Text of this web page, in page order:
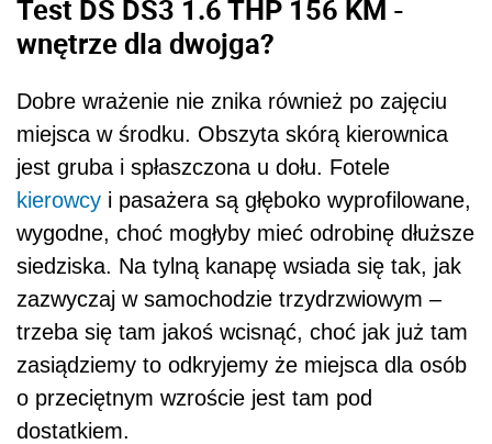
Test DS DS3 1.6 THP 156 KM -
wnętrze dla dwojga?
Dobre wrażenie nie znika również po zajęciu
miejsca w środku. Obszyta skórą kierownica
jest gruba i spłaszczona u dołu. Fotele
kierowcy i pasażera są głęboko wyprofilowane,
wygodne, choć mogłyby mieć odrobinę dłuższe
siedziska. Na tylną kanapę wsiada się tak, jak
zazwyczaj w samochodzie trzydrzwiowym –
trzeba się tam jakoś wcisnąć, choć jak już tam
zasiądziemy to odkryjemy że miejsca dla osób
o przeciętnym wzroście jest tam pod
dostatkiem.